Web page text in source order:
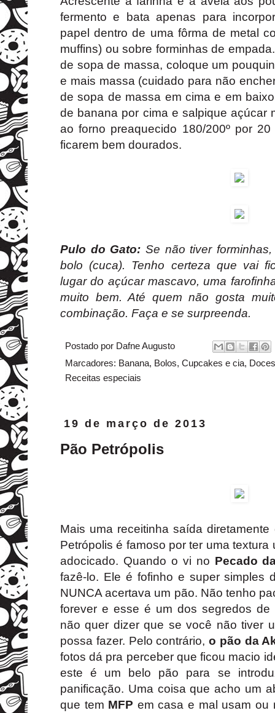
fermento e bata apenas para
papel dentro de uma fôrma de metal
muffins) ou sobre forminhas de
de sopa de massa, coloque um
e mais massa (cuidado para não
de sopa de massa em cima e em
de banana por cima e salpique açúcar
ao forno preaquecido 180/200º por
ficarem bem dourados.
Pulo do Gato: Se não tiver
bolo (cuca). Tenho certeza que vai
lugar do açúcar mascavo, uma
muito bem. Até quem não gosta
combinação. Faça e se surpreenda.
Postado por Dafne Augusto
Marcadores: Banana, Bolos, Cupcakes e cia, Doces
Receitas especiais
19 de março de 2013
Pão Petrópolis
Mais uma receitinha saída
Petrópolis é famoso por ter uma
adocicado. Quando o vi no Pecado
fazê-lo. Ele é fofinho e super simples
NUNCA acertava um pão. Não tenho
forever e esse é um dos segredos
não quer dizer que se você não tiver
possa fazer. Pelo contrário,o pão da
fotos dá pra perceber que ficou macio
este é um belo pão para se
panificação. Uma coisa que acho um
que tem MFP em casa e mal usam ou